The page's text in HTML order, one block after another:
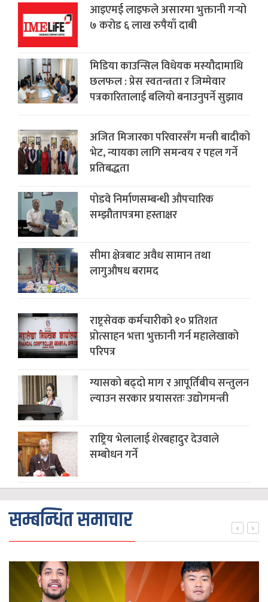
आइएमई लाइफले असारमा भुक्तानी गर्‍यो
७ करोड ६ लाख रुपैयाँ दाबी
मिडिया काउन्सिल विधेयक मस्यौदामाथि
छलफल : प्रेस स्वतन्त्रता र जिम्मेवार
पत्रकारितालाई बलियो बनाउनुपर्ने सुझाव
अजित मिजारका परिवारसँग मन्त्री बादीको
भेट, न्यायका लागि समन्वय र पहल गर्ने
प्रतिबद्धता
पोडवे निर्माणसम्बन्धी औपचारिक
सम्झौतापत्रमा हस्ताक्षर
सीमा क्षेत्रबाट अवैध सामान तथा
लागुऔषध बरामद
राष्ट्रसेवक कर्मचारीको १० प्रतिशत
प्रोत्साहन भत्ता भुक्तानी गर्न महालेखाको
परिपत्र
ग्यासको बढ्दो माग र आपूर्तिबीच सन्तुलन
ल्याउन सरकार प्रयासरतः उद्योगमन्त्री
राष्ट्रिय भेलालाई शेरबहादुर देउवाले
सम्बोधन गर्ने
सम्बन्धित समाचार